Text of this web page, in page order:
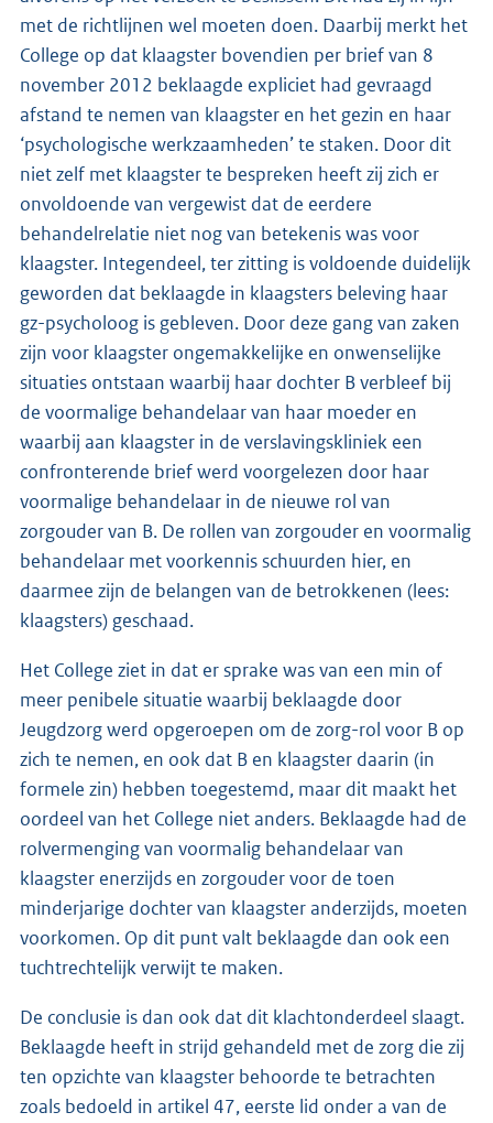
met de richtlijnen wel moeten doen. Daarbij merkt het
College op dat klaagster bovendien per brief van 8
november 2012 beklaagde expliciet had gevraagd
afstand te nemen van klaagster en het gezin en haar
‘psychologische werkzaamheden’ te staken. Door dit
niet zelf met klaagster te bespreken heeft zij zich er
onvoldoende van vergewist dat de eerdere
behandelrelatie niet nog van betekenis was voor
klaagster. Integendeel, ter zitting is voldoende duidelijk
geworden dat beklaagde in klaagsters beleving haar
gz-psycholoog is gebleven. Door deze gang van zaken
zijn voor klaagster ongemakkelijke en onwenselijke
situaties ontstaan waarbij haar dochter B verbleef bij
de voormalige behandelaar van haar moeder en
waarbij aan klaagster in de verslavingskliniek een
confronterende brief werd voorgelezen door haar
voormalige behandelaar in de nieuwe rol van
zorgouder van B. De rollen van zorgouder en voormalig
behandelaar met voorkennis schuurden hier, en
daarmee zijn de belangen van de betrokkenen (lees:
klaagsters) geschaad.
Het College ziet in dat er sprake was van een min of
meer penibele situatie waarbij beklaagde door
Jeugdzorg werd opgeroepen om de zorg-rol voor B op
zich te nemen, en ook dat B en klaagster daarin (in
formele zin) hebben toegestemd, maar dit maakt het
oordeel van het College niet anders. Beklaagde had de
rolvermenging van voormalig behandelaar van
klaagster enerzijds en zorgouder voor de toen
minderjarige dochter van klaagster anderzijds, moeten
voorkomen. Op dit punt valt beklaagde dan ook een
tuchtrechtelijk verwijt te maken.
De conclusie is dan ook dat dit klachtonderdeel slaagt.
Beklaagde heeft in strijd gehandeld met de zorg die zij
ten opzichte van klaagster behoorde te betrachten
zoals bedoeld in artikel 47, eerste lid onder a van de